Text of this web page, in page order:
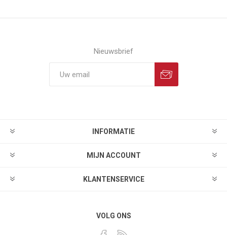
Nieuwsbrief
INFORMATIE
MIJN ACCOUNT
KLANTENSERVICE
VOLG ONS